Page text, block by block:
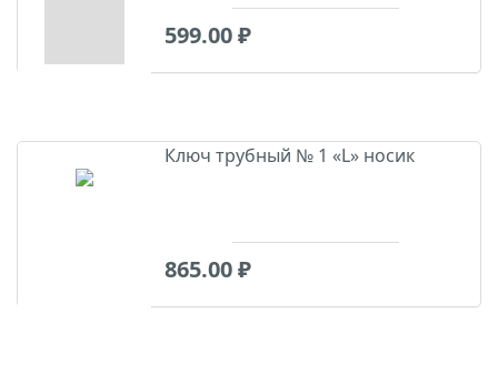
599.00₽
Ключ трубный № 1 «L» носик
865.00₽